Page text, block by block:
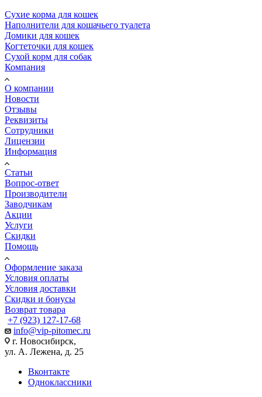
Сухие корма для кошек
Наполнители для кошачьего туалета
Домики для кошек
Когтеточки для кошек
Сухой корм для собак
Компания
О компании
Новости
Отзывы
Реквизиты
Сотрудники
Лицензии
Информация
Статьи
Вопрос-ответ
Производители
Заводчикам
Акции
Услуги
Скидки
Помощь
Оформление заказа
Условия оплаты
Условия доставки
Скидки и бонусы
Возврат товара
+7 (923) 127-17-68
info@vip-pitomec.ru
г. Новосибирск,
ул. А. Лежена, д. 25
Вконтакте
Одноклассники